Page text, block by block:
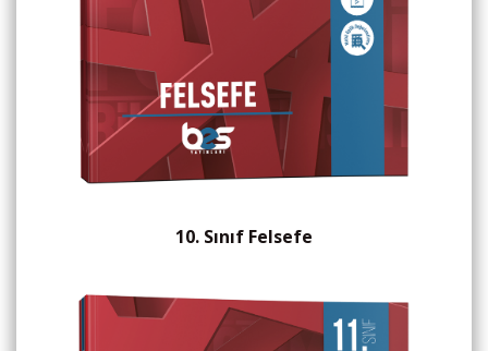
10. Sınıf Felsefe